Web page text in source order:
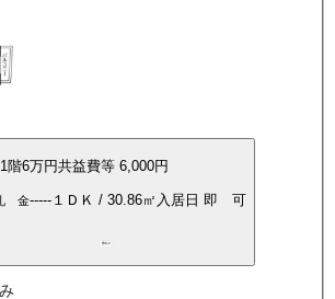
1階6万円共益費等 6,000円
金-----１ＤＫ / 30.86㎡ 入居日 即 可
敷礼0